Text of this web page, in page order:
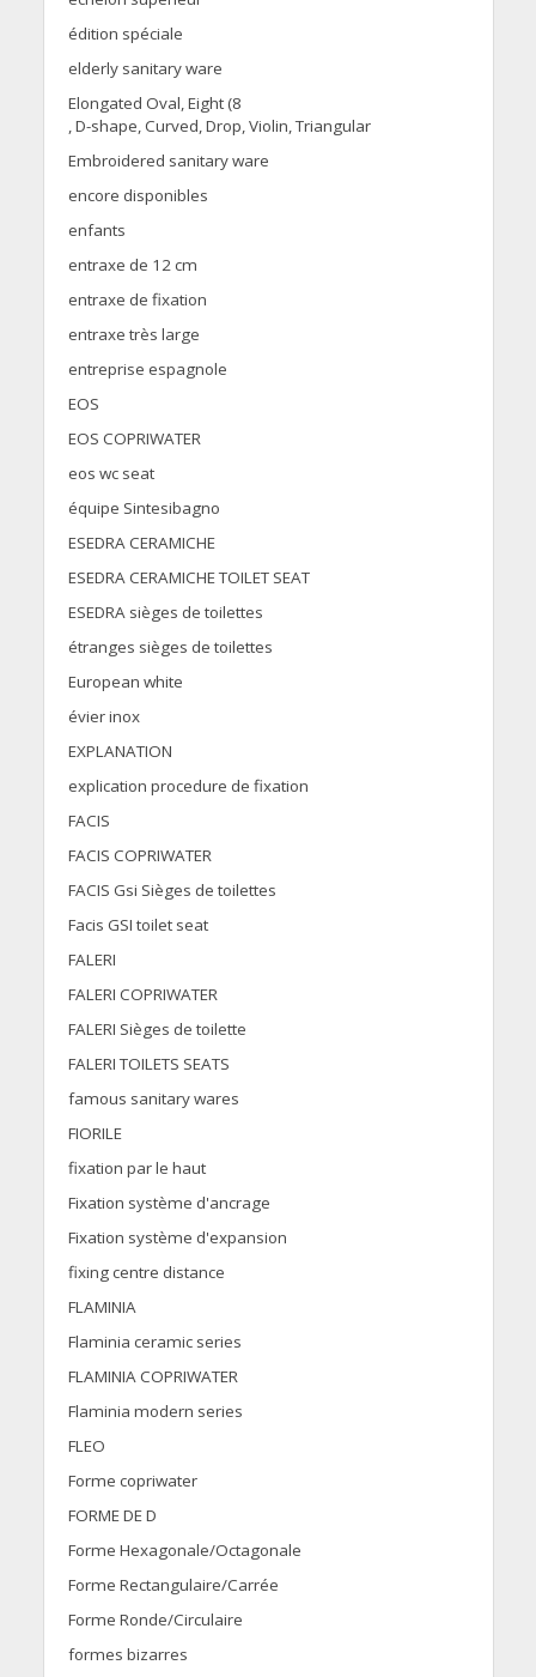
édition spéciale
elderly sanitary ware
Elongated Oval, Eight (8
, D-shape, Curved, Drop, Violin, Triangular
Embroidered sanitary ware
encore disponibles
enfants
entraxe de 12 cm
entraxe de fixation
entraxe très large
entreprise espagnole
EOS
EOS COPRIWATER
eos wc seat
équipe Sintesibagno
ESEDRA CERAMICHE
ESEDRA CERAMICHE TOILET SEAT
ESEDRA sièges de toilettes
étranges sièges de toilettes
European white
évier inox
EXPLANATION
explication procedure de fixation
FACIS
FACIS COPRIWATER
FACIS Gsi Sièges de toilettes
Facis GSI toilet seat
FALERI
FALERI COPRIWATER
FALERI Sièges de toilette
FALERI TOILETS SEATS
famous sanitary wares
FIORILE
fixation par le haut
Fixation système d'ancrage
Fixation système d'expansion
fixing centre distance
FLAMINIA
Flaminia ceramic series
FLAMINIA COPRIWATER
Flaminia modern series
FLEO
Forme copriwater
FORME DE D
Forme Hexagonale/Octagonale
Forme Rectangulaire/Carrée
Forme Ronde/Circulaire
formes bizarres